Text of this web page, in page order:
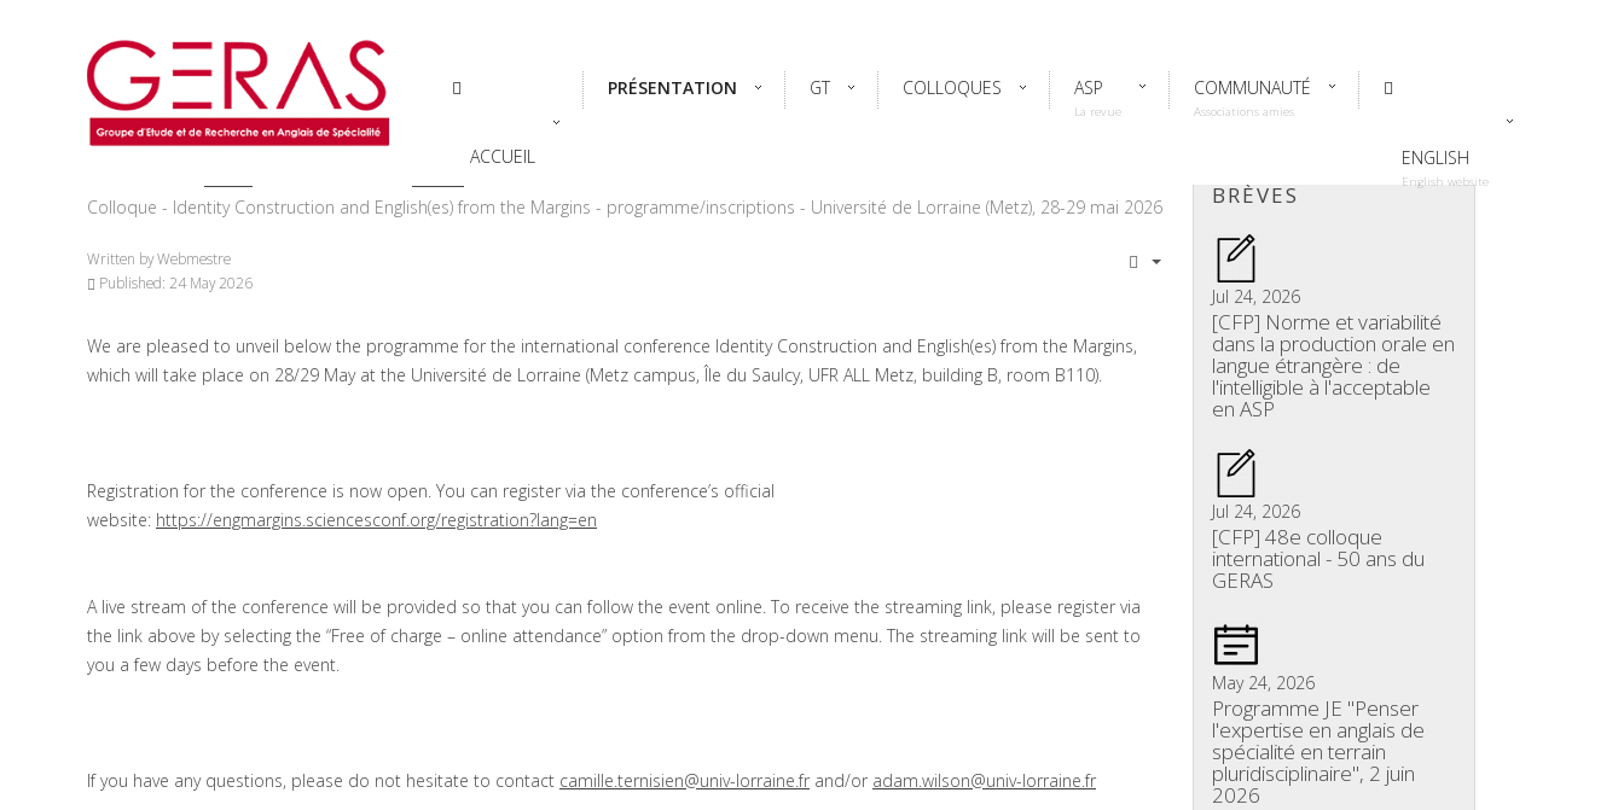
ACCUEIL
PRÉSENTATION GT COLLOQUES ASP
La revue
COMMUNAUTÉ
Associations amies
ENGLISH
English website
Colloque - Identity Construction and English(es) from the Margins - programme/inscriptions - Université de Lorraine (Metz), 28-29 mai 2026
Written byWebmestre
Published: 24 May 2026
We are pleased to unveil below the programme for the international conference Identity Construction and English(es) from the Margins,
which will take place on 28/29 May at the Université de Lorraine (Metz campus, Île du Saulcy, UFR ALL Metz, building B, room B110).
Registration for the conference is now open. You can register via the conference’s official
website: https://engmargins.sciencesconf.org/registration?lang=en
A live stream of the conference will be provided so that you can follow the event online. To receive the streaming link, please register via
the link above by selecting the “Free of charge – online attendance” option from the drop-down menu. The streaming link will be sent to
you a few days before the event.
If you have any questions, please do not hesitate to contact camille.ternisien@univ-lorraine.fr and/or adam.wilson@univ-lorraine.fr
BRÈVES
Jul 24, 2026
[CFP] Norme et variabilité
dans la production orale en
langue étrangère : de
l'intelligible à l'acceptable
en ASP
Jul 24, 2026
[CFP] 48e colloque
international - 50 ans du
GERAS
May 24, 2026
Programme JE "Penser
l'expertise en anglais de
spécialité en terrain
pluridisciplinaire", 2 juin
2026